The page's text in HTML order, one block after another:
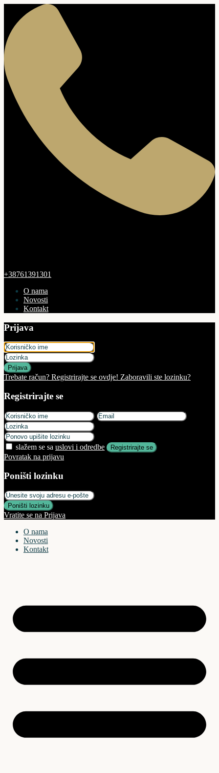
+38761391301
O nama
Novosti
Kontakt
Prijava
Prijava
Trebate račun? Registrirajte se ovdje! Zaboravili ste lozinku?
Registrirajte se
slažem se sa uslovi i odredbe Registrirajte se
Povratak na prijavu
Poništi lozinku
Poništi lozinku
Vratite se na Prijava
O nama
Novosti
Kontakt